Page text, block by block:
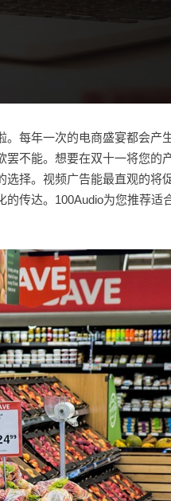
每年一次的电商盛宴都会产
不能。想要在双十一将您的
择。视频广告能最直观的将
的传达。100Audio为您推荐适